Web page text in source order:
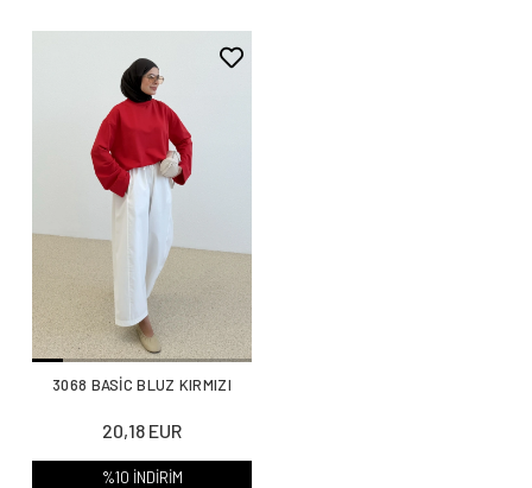
3068 BASİC BLUZ KIRMIZI
20,18 EUR
%10 İNDİRİM